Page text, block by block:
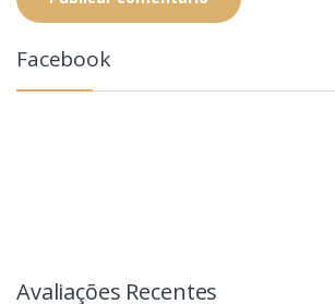
Facebook
Avaliações Recentes